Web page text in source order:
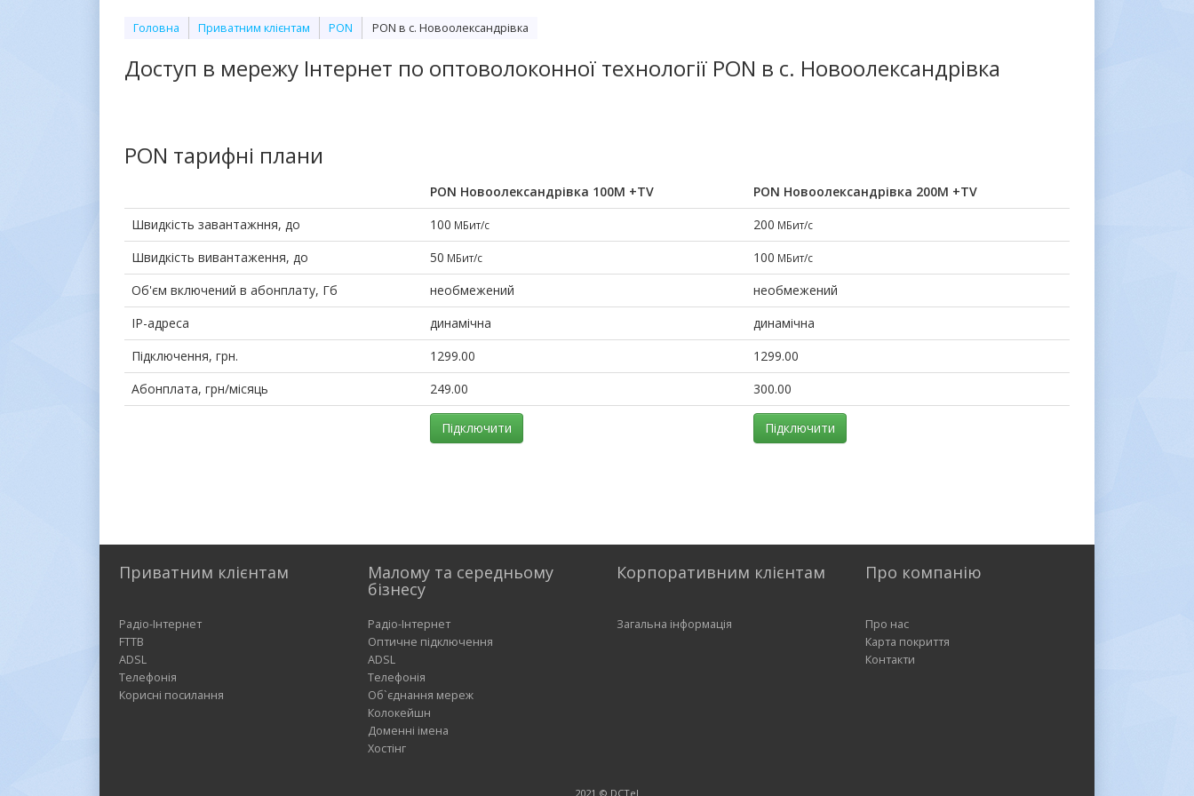
Головна Приватним клієнтам PON PON в с. Новоолександрівка
Доступ в мережу Інтернет по оптоволоконної технології PON в c. Новоолександрівка
PON тарифні плани
PON Новоолександрівка 100М +TV
PON Новоолександрівка 200М +TV
Швидкість завантажння, до
100 МБит/с 200 МБит/с
Швидкість вивантаження, до 50 МБит/с 100 МБит/с
Об'єм включений в абонплату, Гб необмежений
необмежений
IP-адреса
динамічна
динамічна
Підключення, грн.
1299.00
1299.00
Абонплата, грн/місяць
249.00 300.00
Підключити Підключити
Приватним клієнтам
Радіо-Інтернет
FTTB
ADSL
Телефонія
Корисні посилання
Малому та середньому
бізнесу
Радіо-Інтернет
Оптичне підключення
ADSL
Телефонія
Об`єднання мереж
Колокейшн
Доменні імена
Хостінг
Корпоративним клієнтам
Загальна інформація
Про компанію
Про нас
Карта покриття
Контакти
2021 © DCTel